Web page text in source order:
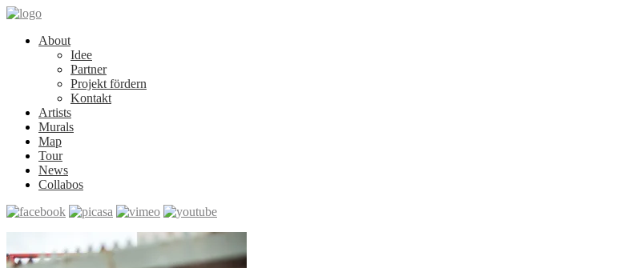
About
Idee
Partner
Projekt fördern
Kontakt
Artists
Murals
Map
Tour
News
Collabos